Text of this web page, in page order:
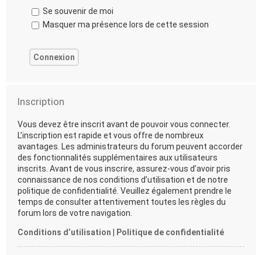
Se souvenir de moi
Masquer ma présence lors de cette session
Inscription
Vous devez être inscrit avant de pouvoir vous connecter.
L’inscription est rapide et vous offre de nombreux
avantages. Les administrateurs du forum peuvent accorder
des fonctionnalités supplémentaires aux utilisateurs
inscrits. Avant de vous inscrire, assurez-vous d’avoir pris
connaissance de nos conditions d’utilisation et de notre
politique de confidentialité. Veuillez également prendre le
temps de consulter attentivement toutes les règles du
forum lors de votre navigation.
Conditions d’utilisation Politique de confidentialité